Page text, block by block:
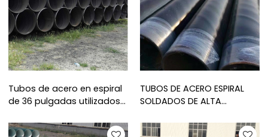
Tubos de acero en espiral
de 36 pulgadas utilizados
SSAW ASTM A252 Standard
TUBOS DE ACERO ESPIRAL
SOLDADOS DE ALTA
3 DE ALTA CALIDAD